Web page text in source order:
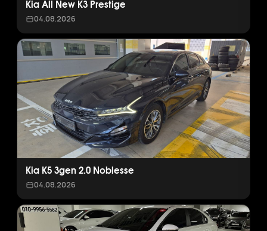
Kia All New K3 Prestige
04.08.2026
Kia K5 3gen 2.0 Noblesse
04.08.2026